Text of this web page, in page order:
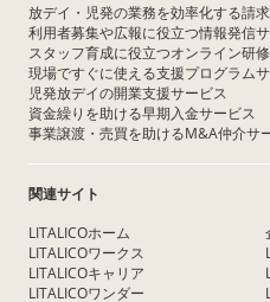
放デイ・児発の業務を効率化する請
利用者募集や広報に役立つ情報発信
スタッフ育成に役立つオンライン研
現場ですぐに使える支援プログラム
児発放デイの開業支援サービス
資金繰りを助ける早期入金サービス
事業譲渡・売買を助けるM&A仲介サ
関連サイト
LITALICOホーム
LITALICOワークス
LITALICOキャリア
LITALICOワンダー